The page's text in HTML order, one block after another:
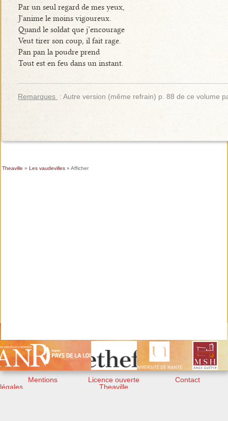
Par un seul regard de mes yeux,
J’anime le moins vigoureux.
Quand le soldat que j’encourage
Veut tirer son coup, il fait rage.
Pan pan la poudre prend
Tout est en feu dans un instant.
Remarques : Autre version (même refrain) p. 88 de ce volume
Theaville » Les vaudevilles» Afficher
Mentions
légales
Licence ouverte
Theaville
Contact